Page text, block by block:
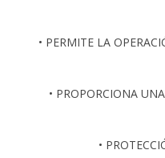
• PERMITE LA
• PROPORCIONA
•